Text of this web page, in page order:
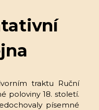
traktu Ruční
poloviny 18. století.
písemné